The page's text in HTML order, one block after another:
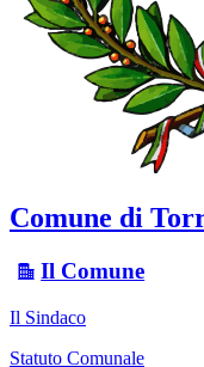
Comune di
Il Comune
Il Sindaco
Statuto Comunale